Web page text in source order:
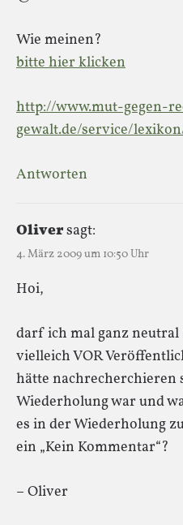
Wie meinen?
bitte hier klicken
http://www.mut-gegen-
gewalt.de/service/
Antworten
Oliversagt:
4. März 2009 um 10:50 Uhr
Hoi,
darf ich mal ganz neutral
vielleich VOR
hätte nachrecherchieren
Wiederholung war und
es in der Wiederholung
ein „Kein Kommentar“?
– Oliver